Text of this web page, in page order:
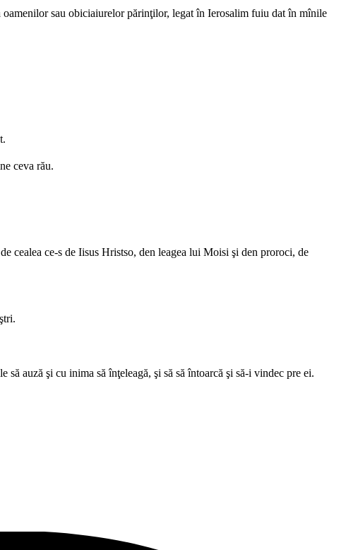
sau obiciaiurelor părinţilor, legat în Ierosalim fuiu dat în mînile
ceva rău.
cealea ce-s de Iisus Hristso, den leagea lui Moisi şi den proroci, de
auză şi cu inima să înţeleagă, şi să să întoarcă şi să-i vindec pre ei.